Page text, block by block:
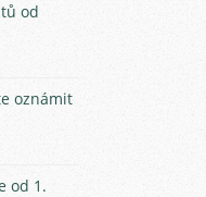
od
oznámit
od 1.